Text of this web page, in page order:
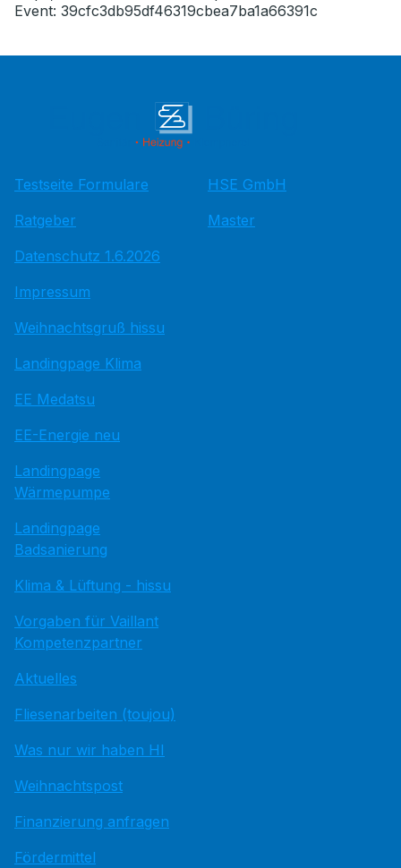
Event: 39cfc3db95df46319cbea7ba1a66391c
Testseite Formulare
Ratgeber
Datenschutz 1.6.2026
Impressum
Weihnachtsgruß hissu
Landingpage Klima
EE Medatsu
EE-Energie neu
Landingpage
Wärmepumpe
Landingpage
Badsanierung
Klima & Lüftung - hissu
Vorgaben für Vaillant
Kompetenzpartner
Aktuelles
Fliesenarbeiten (toujou)
Was nur wir haben HI
Weihnachtspost
Finanzierung anfragen
Fördermittel
HSE GmbH
Master